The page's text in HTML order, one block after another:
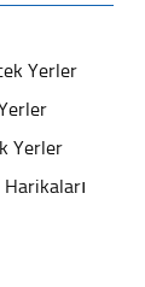
Yerler
Yerler